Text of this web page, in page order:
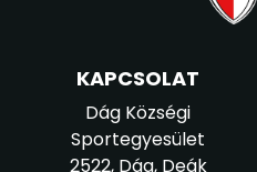
KAPCSOLAT
Dág Községi
Sportegyesület
2522, Dág, Deák